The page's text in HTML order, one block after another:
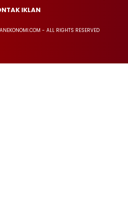
IKLAN
- ALL RIGHTS RESERVED